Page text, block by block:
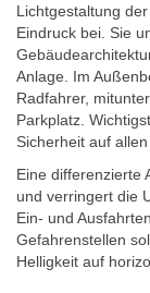
Lichtgestaltung
Eindruck bei. Sie
Anlage. Im
Radfahrer,
Parkplatz.
Sicherheit auf
Eine differenzierte
und verringert die
Ein- und
Gefahrenstellen
Helligkeit auf